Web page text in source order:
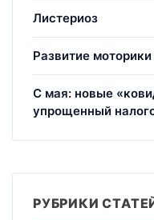
Листериоз
Развитие моторики
С мая: новые
упрощенный
РУБРИКИ